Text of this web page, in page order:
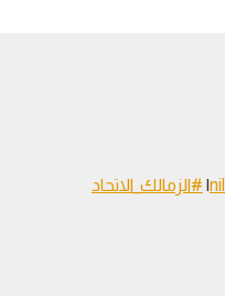
| #الزمالك_الاتحاد